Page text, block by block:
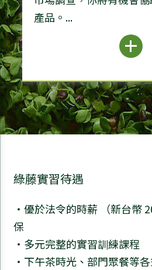
產品。...
綠藤實習待遇
・優於法令的時薪 （新台幣
保
・多元完整的實習訓練課程
・下午茶時光、部門聚餐等